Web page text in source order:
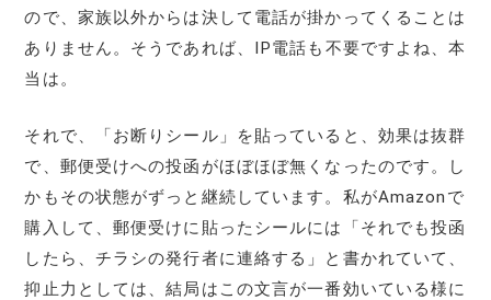
ので、家族以外からは決して電話が掛かってくることは
ありません。そうであれば、IP電話も不要ですよね、本
当は。
それで、「お断りシール」を貼っていると、効果は抜群
で、郵便受けへの投函がほぼほぼ無くなったのです。し
かもその状態がずっと継続しています。私がAmazonで
購入して、郵便受けに貼ったシールには「それでも投函
したら、チラシの発行者に連絡する」と書かれていて、
抑止力としては、結局はこの文言が一番効いている様に